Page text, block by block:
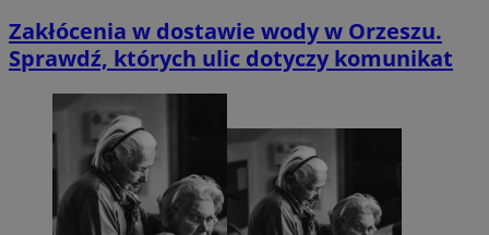
Zakłócenia w dostawie wody w Orzeszu.
Sprawdź, których ulic dotyczy komunikat